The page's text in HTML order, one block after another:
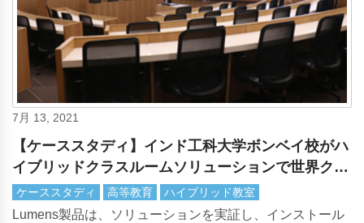
7月 13, 2021
【ケーススタディ】インド工科大学ボンベイ校がハ
イブリッドクラスルームソリューションで世界クラ
スの教育Lumens強化
ケーススタディ 高等教育 ハイブリッド教室
Lumens製品は、ソリューションを実証し、インストール